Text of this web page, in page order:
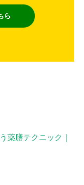
ら
薬膳テクニック｜